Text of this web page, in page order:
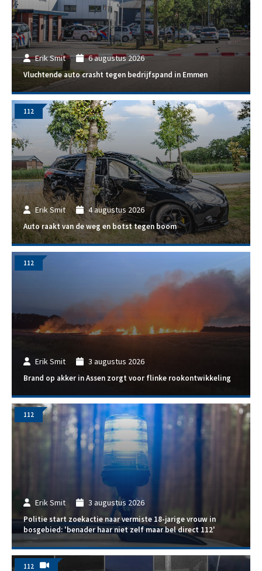
Erik Smit 6 augustus 2026
Vluchtende auto crasht tegen bedrijfspand in Emmen
Erik Smit 4 augustus 2026
Auto raakt van de weg en botst tegen boom
112
Erik Smit 3 augustus 2026
Brand op akker in Assen zorgt voor flinke rookontwikkeling
112
Erik Smit 3 augustus 2026
Politie start zoekactie naar vermiste 18-jarige vrouw in
bosgebied: 'benader haar niet zelf maar bel direct 112'
112
112